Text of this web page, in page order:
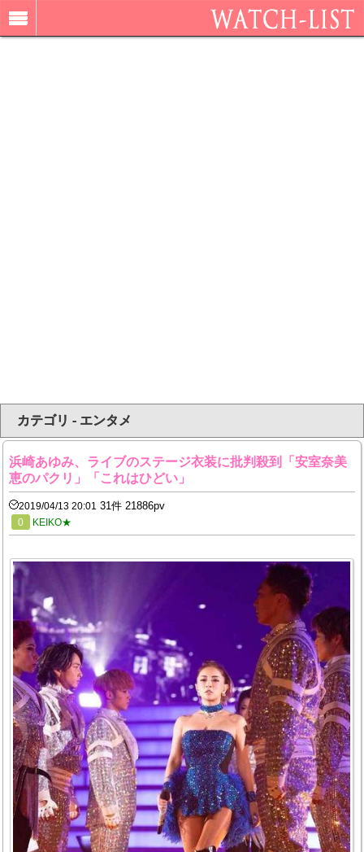
カテゴリ - エンタメ
浜崎あゆみ、ライブのステージ衣装に批判殺到「安室奈美
恵のパクリ」「これはひどい」
2019/04/13 20:01 31件 21886pv
0 KEIKO★